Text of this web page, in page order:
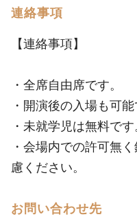
連絡事項
【連絡事項】
・全席自由席です。
・開演後の入場も可能
・未就学児は無料です
・会場内での許可無
慮ください。
お問い合わせ先